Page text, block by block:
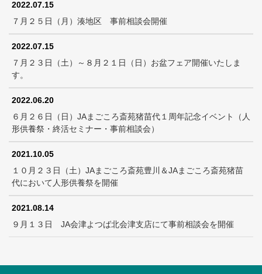
2022.07.15
７月２５日（月）湊地区 事前相談会開催
2022.07.15
７月２３日（土）～８月２１日（日）お盆フェア開催いたしま
す。
2022.06.20
６月２６日（日）JAまごころ斎苑猪苗代１周年記念イベント（人
形供養祭・終活セミナー・事前相談会）
2021.10.05
１０月２３日（土）JAまごころ斎苑豊川＆JAまごころ斎苑猪苗
代において人形供養祭を開催
2021.08.14
９月１３日 JA会津よつば北会津支店にて事前相談会を開催